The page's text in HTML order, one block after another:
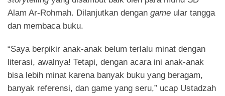
Alam Ar-Rohmah. Dilanjutkan dengan game ular tangga
dan membaca buku.
“Saya berpikir anak-anak belum terlalu minat dengan
literasi, awalnya! Tetapi, dengan acara ini anak-anak
bisa lebih minat karena banyak buku yang beragam,
banyak referensi, dan game yang seru,” ucap Ustadzah